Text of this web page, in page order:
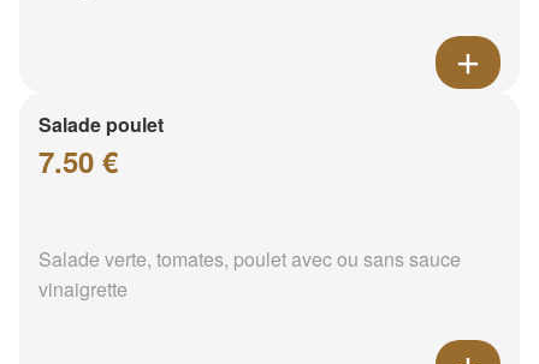
Salade poulet
7.50 €
Salade verte, tomates, poulet avec ou sans sauce
vinaigrette